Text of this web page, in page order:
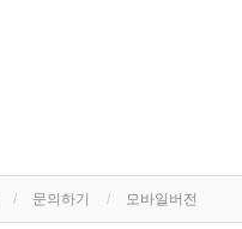
문의하기 모바일버전